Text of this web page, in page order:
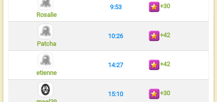
Rosalie
9:53 +30
Patcha
10:26 +42
etienne
14:27 +42
15:10 +30